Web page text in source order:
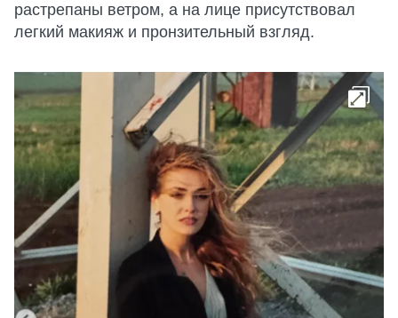
растрепаны ветром, а на лице присутствовал
легкий макияж и пронзительный взгляд.